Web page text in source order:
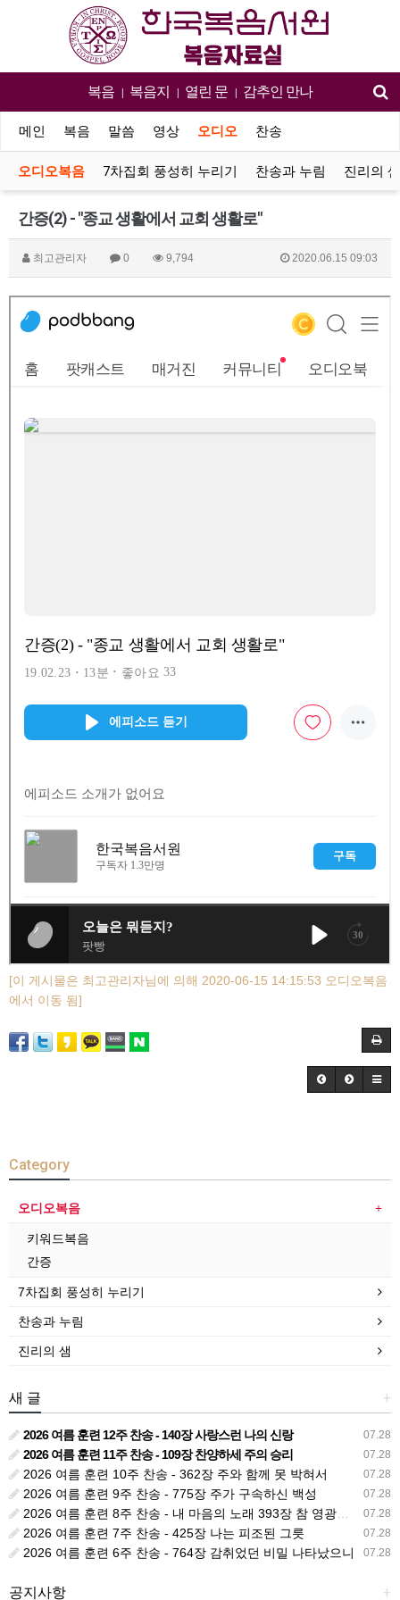
복음 | 복음지 | 열린 문 | 감추인 만나
메인 복음 말씀 영상 오디오 찬송
오디오복음 7차집회 풍성히 누리기 찬송과 누림 진리의 샘
간증(2) - "종교 생활에서 교회 생활로"
최고관리자 0 9,794 2020.06.15 09:03
[이 게시물은 최고관리자님에 의해 2020-06-15 14:15:53 오디오복음
에서 이동 됨]
Category
오디오복음
키워드복음
간증
7차집회 풍성히 누리기
찬송과 누림
진리의 샘
+
새 글
07.28
2026 여름 훈련 12주 찬송 - 140장 사랑스런 나의 신랑
07.28
2026 여름 훈련 11주 찬송 - 109장 찬양하세 주의 승리
07.28
2026 여름 훈련 10주 찬송 - 362장 주와 함께 못 박혀서
07.28
2026 여름 훈련 9주 찬송 - 775장 주가 구속하신 백성
07.28
2026 여름 훈련 8주 찬송 - 내 마음의 노래 393장 참 영광스런 우리 왕
07.28
2026 여름 훈련 7주 찬송 - 425장 나는 피조된 그릇
07.28
2026 여름 훈련 6주 찬송 - 764장 감취었던 비밀 나타났으니
+
공지사항